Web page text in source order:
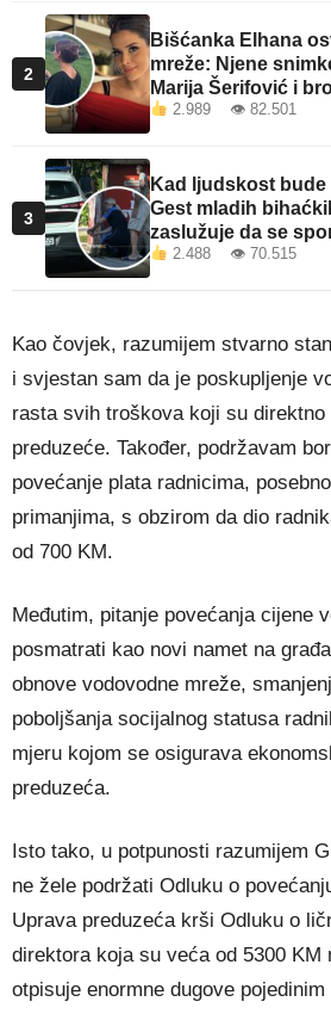
2
Bišćanka Elhana
mreže: Njene
Marija Šerifović i
2.989 👁 82.501
3
Kad ljudskost
Gest mladih
zaslužuje da se
2.488 👁 70.515
Kao čovjek, razumijem stvarno
i svjestan sam da je poskupljenje
rasta svih troškova koji su direktno
preduzeće. Također, podržavam
povećanje plata radnicima,
primanjima, s obzirom da dio
od 700 KM.
Međutim, pitanje povećanja cijene
posmatrati kao novi namet na
obnove vodovodne mreže,
poboljšanja socijalnog statusa
mjeru kojom se osigurava
preduzeća.
Isto tako, u potpunosti razumijem
ne žele podržati Odluku o
Uprava preduzeća krši Odluku o
direktora koja su veća od 5300 KM
otpisuje enormne dugove